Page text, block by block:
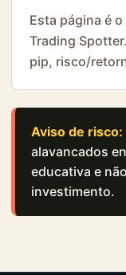
Esta página é
Trading
pip, risco/
Aviso de risco:
alavancados
educativa e
investimento.